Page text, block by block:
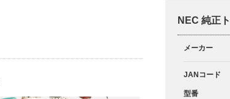
NEC 純正
メーカー
JANコード
型番